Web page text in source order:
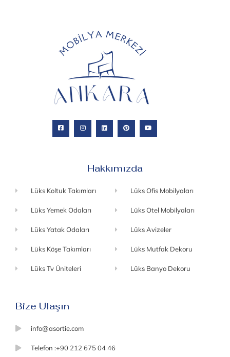
Hakkımızda
Lüks Koltuk Takımları
Lüks Yemek Odaları
Lüks Yatak Odaları
Lüks Köşe Takımları
Lüks Tv Üniteleri
Lüks Ofis Mobilyaları
Lüks Otel Mobilyaları
Lüks Avizeler
Lüks Mutfak Dekoru
Lüks Banyo Dekoru
Bize Ulaşın
info@asortie.com
Telefon :+90 212 675 04 46